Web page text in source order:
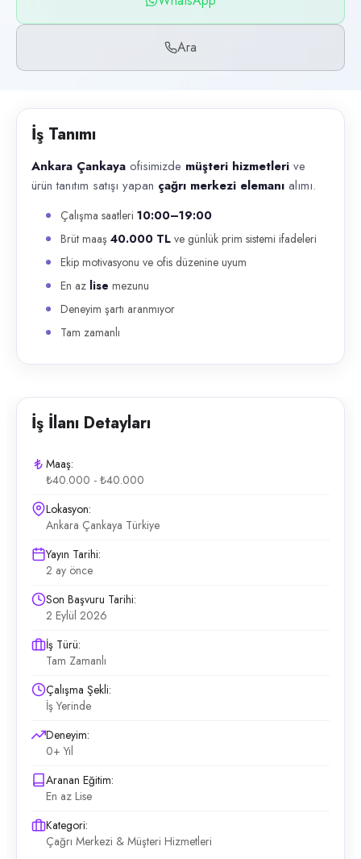
WhatsApp, Telefon
İlan açıklaması
Ara
İş Tanımı
Ankara Çankaya ofisimizde müşteri hizmetleri ve
ürün tanıtım satışı yapan çağrı merkezi elemanı alımı.
Çalışma saatleri 10:00–19:00
Brüt maaş 40.000 TL ve günlük prim sistemi ifadeleri
Ekip motivasyonu ve ofis düzenine uyum
En az lise mezunu
Deneyim şartı aranmıyor
Tam zamanlı
İş İlanı Detayları
Maaş:
₺40.000 - ₺40.000
Lokasyon:
Ankara Çankaya Türkiye
Yayın Tarihi:
2 ay önce
Son Başvuru Tarihi:
2 Eylül 2026
İş Türü:
Tam Zamanlı
Çalışma Şekli:
İş Yerinde
Deneyim:
0+ Yıl
Aranan Eğitim:
En az Lise
Kategori:
Çağrı Merkezi & Müşteri Hizmetleri